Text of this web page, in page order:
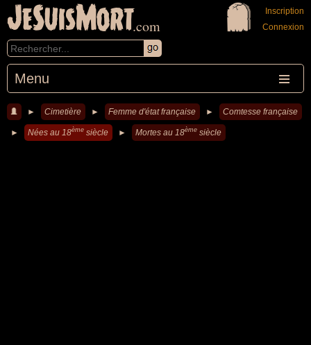
JeSuisMort.com
Menu
Inscription
Connexion
► Cimetière ► Femme d'état française ► Comtesse française
► Nées au 18ème siècle ► Mortes au 18ème siècle